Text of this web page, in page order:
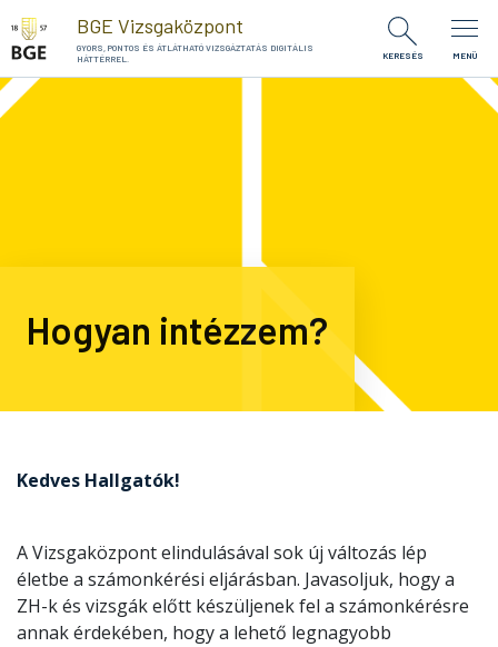
Ugrás a tartalomraBGE Vizsgaközpont
GYORS, PONTOS ÉS ÁTLÁTHATÓ VIZSGÁZTATÁS DIGITÁLIS
HÁTTÉRREL.
KERESÉS MENÜ
Hogyan intézzem?
Kedves Hallgatók!
A Vizsgaközpont elindulásával sok új változás lép
életbe a számonkérési eljárásban. Javasoljuk, hogy a
ZH-k és vizsgák előtt készüljenek fel a számonkérésre
annak érdekében, hogy a lehető legnagyobb